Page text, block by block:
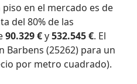
en el mercado es de
del 80% de las
90.329 €y532.545 €. El
Barbens (25262) para un
por metro cuadrado).